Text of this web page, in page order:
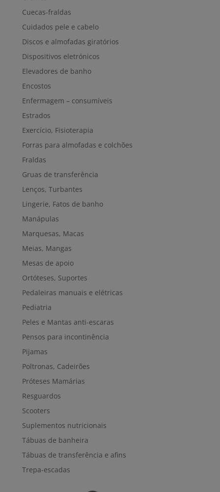
Cuecas-fraldas
Cuidados pele e cabelo
Discos e almofadas giratórios
Dispositivos eletrónicos
Elevadores de banho
Encostos
Enfermagem – consumíveis
Estrados
Exercício, Fisioterapia
Forras para almofadas e colchões
Fraldas
Gruas de transferência
Lenços, Turbantes
Lingerie, Fatos de banho
Manápulas
Marquesas, Macas
Meias, Mangas
Mesas de apoio
Ortóteses, Suportes
Pedaleiras manuais e elétricas
Pediatria
Peles e Mantas anti-escaras
Pensos para incontinência
Pijamas
Poltronas, Cadeirões
Próteses Mamárias
Resguardos
Scooters
Suplementos nutricionais
Tábuas de banheira
Tábuas de transferência e afins
Trepa-escadas